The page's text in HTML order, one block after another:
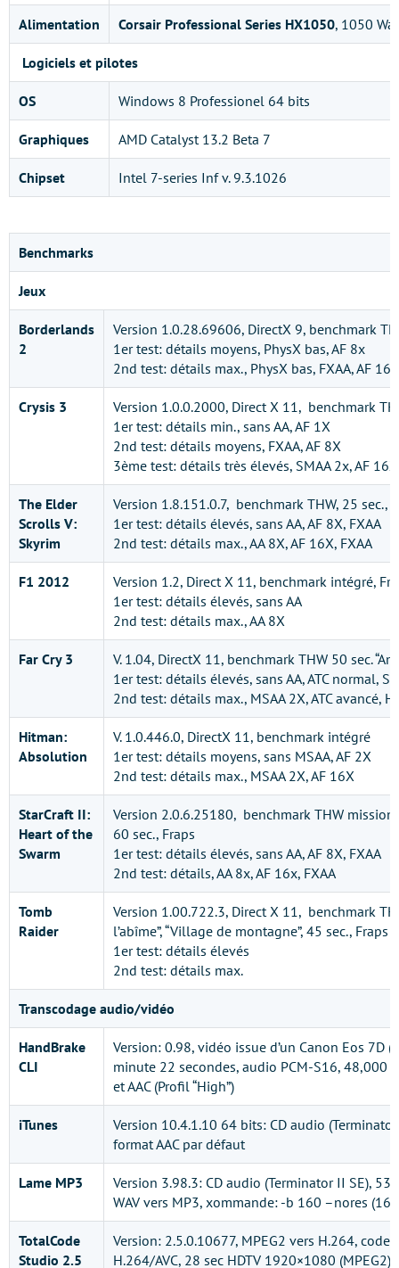
Alimentation Corsair Professional Series HX1050, 1050
Logiciels et pilotes
OS Windows 8 Professionel 64 bits
Graphiques AMD Catalyst 13.2 Beta 7
Chipset Intel 7-series Inf v. 9.3.1026
Benchmarks
Jeux
Borderlands
2
Version 1.0.28.69606, DirectX 9, benchmark
1er test: détails moyens, PhysX bas, AF 8x
2nd test: détails max., PhysX bas, FXAA, AF 16x
Crysis 3
Version 1.0.0.2000, Direct X 11, benchmark
1er test: détails min., sans AA, AF 1X
2nd test: détails moyens, FXAA, AF 8X
3ème test: détails très élevés, SMAA 2x, AF 16X
The Elder
Scrolls V:
Skyrim
Version 1.8.151.0.7, benchmark THW, 25 sec.,
1er test: détails élevés, sans AA, AF 8X, FXAA
2nd test: détails max., AA 8X, AF 16X, FXAA
F1 2012
Version 1.2, Direct X 11, benchmark intégré,
1er test: détails élevés, sans AA
2nd test: détails max., AA 8X
Far Cry 3
V. 1.04, DirectX 11, benchmark THW 50 sec.
1er test: détails élevés, sans AA, ATC normal,
2nd test: détails max., MSAA 2X, ATC avancé,
Hitman:
Absolution
V. 1.0.446.0, DirectX 11, benchmark intégré
1er test: détails moyens, sans MSAA, AF 2X
2nd test: détails max., MSAA 2X, AF 16X
StarCraft II:
Heart of the
Swarm
Version 2.0.6.25180, benchmark THW mission
60 sec., Fraps
1er test: détails élevés, sans AA, AF 8X, FXAA
2nd test: détails, AA 8x, AF 16x, FXAA
Tomb
Raider
Version 1.00.722.3, Direct X 11, benchmark
l’abîme”, “Village de montagne”, 45 sec., Fraps
1er test: détails élevés
2nd test: détails max.
Transcodage audio/vidéo
HandBrake
CLI
Version: 0.98, vidéo issue d’un Canon Eos 7D
minute 22 secondes, audio PCM-S16, 48,000
et AAC (Profil “High”)
iTunes
Version 10.4.1.10 64 bits: CD audio
format AAC par défaut
Lame MP3
Version 3.98.3: CD audio (Terminator II SE),
WAV vers MP3, xommande: -b 160 –nores
TotalCode
Studio 2.5
Version: 2.5.0.10677, MPEG2 vers H.264,
H.264/AVC, 28 sec HDTV 1920×1080